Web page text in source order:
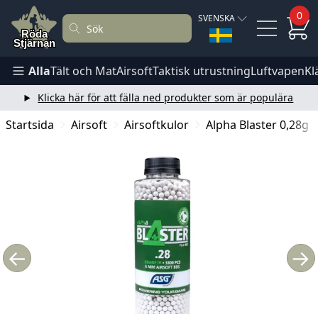
SVENSKA 0
AllaTält och MatAirsoftTaktisk utrustningLuftvapen
Klicka här för att fälla ned produkter som är populära
Startsida Airsoft Airsoftkulor Alpha Blaster 0,28g
← →